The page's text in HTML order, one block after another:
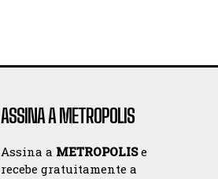
ASSINA A METROPOLIS
Assina a METROPOLISe
recebe gratuitamente a